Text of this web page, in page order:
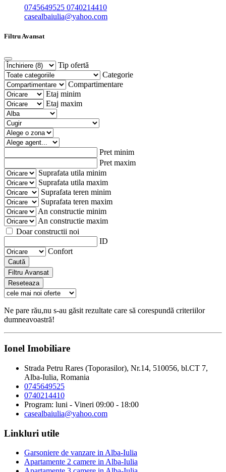
0745649525 0740214410
casealbaiulia@yahoo.com
Filtru Avansat
Tip ofertă
Categorie
Compartimentare
Etaj minim
Etaj maxim
Pret minim
Pret maxim
Suprafata utila minim
Suprafata utila maxim
Suprafata teren minim
Suprafata teren maxim
An constructie minim
An constructie maxim
Doar constructii noi
ID
Confort
Caută
Filtru Avansat
Reseteaza
Ne pare rău,nu s-au găsit rezultate care să corespundă criteriilor
dumneavoastră!
Ionel Imobiliare
Strada Petru Rares (Toporasilor), Nr.14, 510056, bl.CT 7,
Alba-Iulia, Romania
0745649525
0740214410
Program: luni - Vineri 09:00 - 18:00
casealbaiulia@yahoo.com
Linkluri utile
Garsoniere de vanzare in Alba-Iulia
Apartamente 2 camere in Alba-Iulia